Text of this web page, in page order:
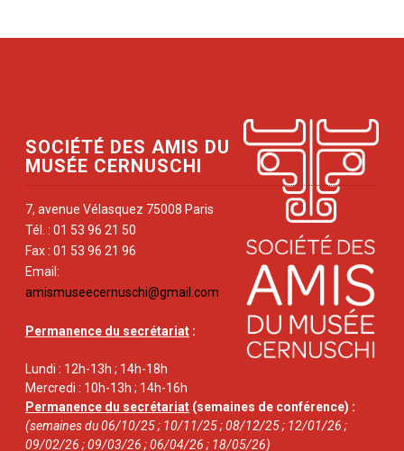
SOCIÉTÉ DES AMIS DU
MUSÉE CERNUSCHI
7, avenue Vélasquez 75008 Paris
Tél. : 01 53 96 21 50
Fax : 01 53 96 21 96
Email:
amismuseecernuschi@gmail.com
Permanence du secrétariat :
Lundi : 12h-13h ; 14h-18h
Mercredi : 10h-13h ; 14h-16h
Permanence du secrétariat (semaines de conférence) :
(semaines du 06/10/25 ; 10/11/25 ; 08/12/25 ; 12/01/26 ;
09/02/26 ; 09/03/26 ; 06/04/26 ; 18/05/26)